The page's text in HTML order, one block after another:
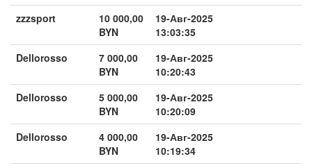
zzzsport
10 000,00
BYN
19-Авг-2025
13:03:35
Dellorosso
7 000,00
BYN
19-Авг-2025
10:20:43
Dellorosso
5 000,00
BYN
19-Авг-2025
10:20:09
Dellorosso
4 000,00
BYN
19-Авг-2025
10:19:34